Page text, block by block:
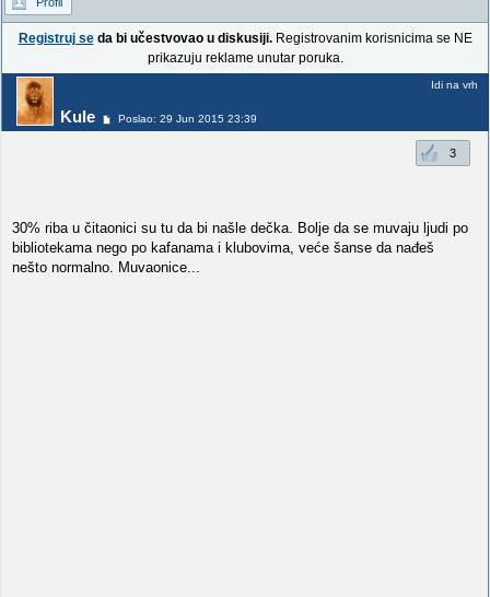
Registruj seda bi učestvovao u diskusiji.Registrovanim korisnicima se NE
prikazuju reklame unutar poruka.
Kule Poslao: 29 Jun 2015 23:39
Idi na vrh
3
30% riba u čitaonici su tu da bi našle dečka. Bolje da se muvaju ljudi po
bibliotekama nego po kafanama i klubovima, veće šanse da nađeš
nešto normalno. Muvaonice...